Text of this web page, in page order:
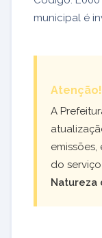
municipal é
Atenção!
A
do
Natureza